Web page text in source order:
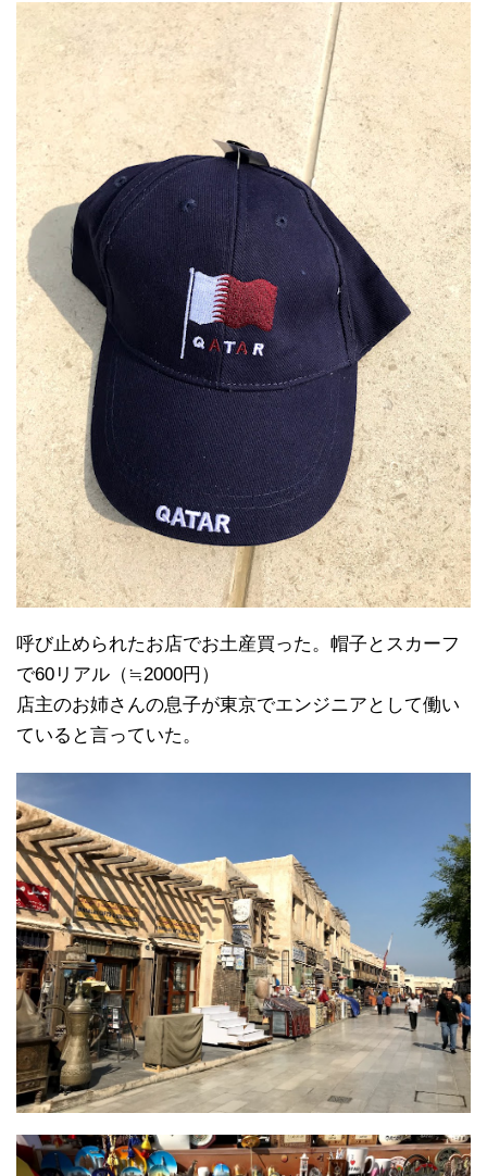
呼び止められたお店でお土産買った。帽子とスカーフ
で60リアル（≒2000円）
店主のお姉さんの息子が東京でエンジニアとして働い
ていると言っていた。